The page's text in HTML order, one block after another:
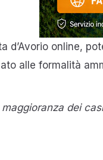
d’Avorio online,
alle formalità
dei